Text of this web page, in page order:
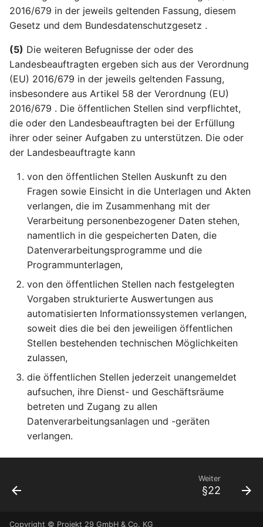
Automatisierte
Entscheidungen im
Einzelfall einschließlich
Profiling
Artikel 23 DSGVO
Beschränkungen
Schutzes
personenbezogener
betroffenen Person
Artikel 35 DSGVO
Datenschutz-
Folgenabschätzung
Artikel 36 DSGVO
Vorherige Konsultation
Artikel 37 DSGVO
Benennung eines
Artikel 38 DSGVO
Artikel 39 DSGVO
Aufgaben des
Artikel 40 DSGVO
Artikel 41 DSGVO
genehmigten
Verhaltensregeln
Artikel 42 DSGVO
Aufgaben des Vorsitzes
Artikel 75 DSGVO
Sekretariat
Artikel 76 DSGVO
Vertraulichkeit
Profilerstellung und
Identifizierung*
§21
§23
2016/679 in der jeweils geltenden Fassung, diesem
Gesetz und dem Bundesdatenschutzgesetz .
(5) Die weiteren Befugnisse der oder des
Landesbeauftragten ergeben sich aus der Verordnung
(EU) 2016/679 in der jeweils geltenden Fassung,
insbesondere aus Artikel 58 der Verordnung (EU)
2016/679 . Die öffentlichen Stellen sind verpflichtet,
die oder den Landesbeauftragten bei der Erfüllung
ihrer oder seiner Aufgaben zu unterstützen. Die oder
der Landesbeauftragte kann
von den öffentlichen Stellen Auskunft zu den
Fragen sowie Einsicht in die Unterlagen und Akten
verlangen, die im Zusammenhang mit der
Verarbeitung personenbezogener Daten stehen,
namentlich in die gespeicherten Daten, die
Datenverarbeitungsprogramme und die
Programmunterlagen,
von den öffentlichen Stellen nach festgelegten
Vorgaben strukturierte Auswertungen aus
automatisierten Informationssystemen verlangen,
soweit dies die bei den jeweiligen öffentlichen
Stellen bestehenden technischen Möglichkeiten
zulassen,
die öffentlichen Stellen jederzeit unangemeldet
aufsuchen, ihre Dienst- und Geschäftsräume
betreten und Zugang zu allen
Datenverarbeitungsanlagen und -geräten
verlangen.
Weiter
§22
Copyright © Projekt 29 GmbH & Co. KG